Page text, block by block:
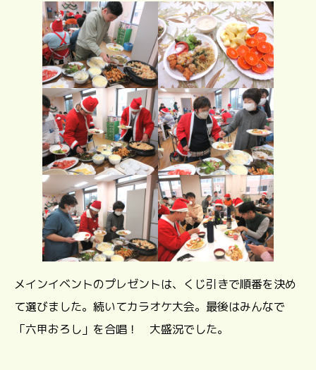
メインイベントのプレゼントは、くじ引きで順番を決め
て選びました。続いてカラオケ大会。最後はみんなで
「六甲おろし」を合唱！ 大盛況でした。